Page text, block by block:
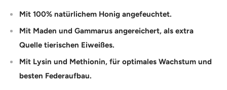
Mit 100% natürlichem Honig angefeuchtet.
Mit Maden und Gammarus angereichert, als extra
Quelle tierischen Eiweißes.
Mit Lysin und Methionin, für optimales Wachstum und
besten Federaufbau.